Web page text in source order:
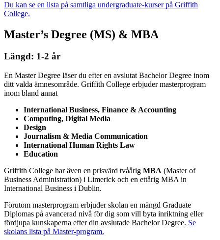
Du kan se en lista på samtliga undergraduate-kurser på Griffith
College.
Master’s Degree (MS) & MBA
Längd: 1-2 år
En Master Degree läser du efter en avslutat Bachelor Degree inom
ditt valda ämnesområde. Griffith College erbjuder masterprogram
inom bland annat
International Business, Finance & Accounting
Computing, Digital Media
Design
Journalism & Media Communication
International Human Rights Law
Education
Griffith College har även en prisvärd tvåårig MBA (Master of
Business Administration) i Limerick och en ettårig MBA in
International Business i Dublin.
Förutom masterprogram erbjuder skolan en mängd Graduate
Diplomas på avancerad nivå för dig som vill byta inriktning eller
fördjupa kunskaperna efter din avslutade Bachelor Degree. Se
skolans lista på Master-program.